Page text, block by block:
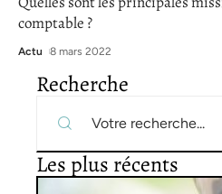
comptable ?
Actu 8 mars 2022
Recherche
Les plus récents